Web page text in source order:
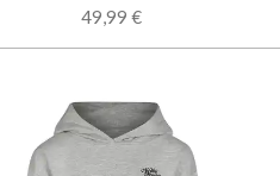
49,99 €